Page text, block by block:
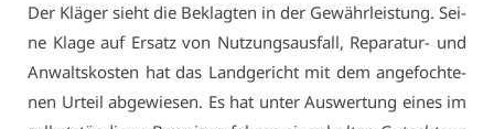
Der Klä­ger sieht die Be­klag­ten in der Ge­währ­leis­tung. Sei­
ne Kla­ge auf Er­satz von Nut­zungs­aus­fall, Re­pa­ra­tur- und
An­walts­kos­ten hat das Land­ge­richt mit dem an­ge­foch­te­
nen Ur­teil ab­ge­wie­sen. Es hat un­ter Aus­wer­tung ei­nes im